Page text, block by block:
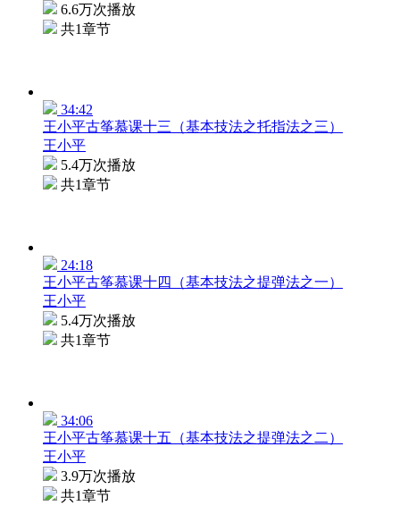
6.6万次播放
共1章节
34:42
王小平古筝慕课十三（基本技法之托指法之三）
王小平
5.4万次播放
共1章节
24:18
王小平古筝慕课十四（基本技法之提弹法之一）
王小平
5.4万次播放
共1章节
34:06
王小平古筝慕课十五（基本技法之提弹法之二）
王小平
3.9万次播放
共1章节